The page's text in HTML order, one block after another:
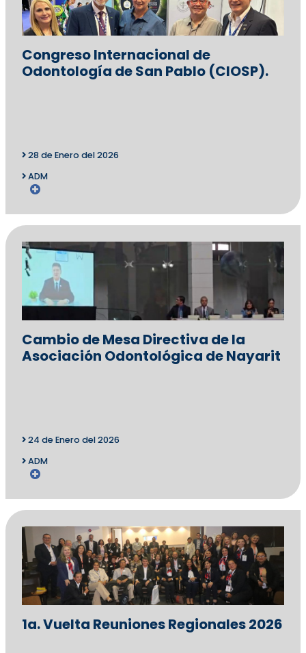
Congreso Internacional de
Odontología de San Pablo (CIOSP).
28 de Enero del 2026
ADM
Cambio de Mesa Directiva de la
Asociación Odontológica de Nayarit
24 de Enero del 2026
ADM
1a. Vuelta Reuniones Regionales 2026